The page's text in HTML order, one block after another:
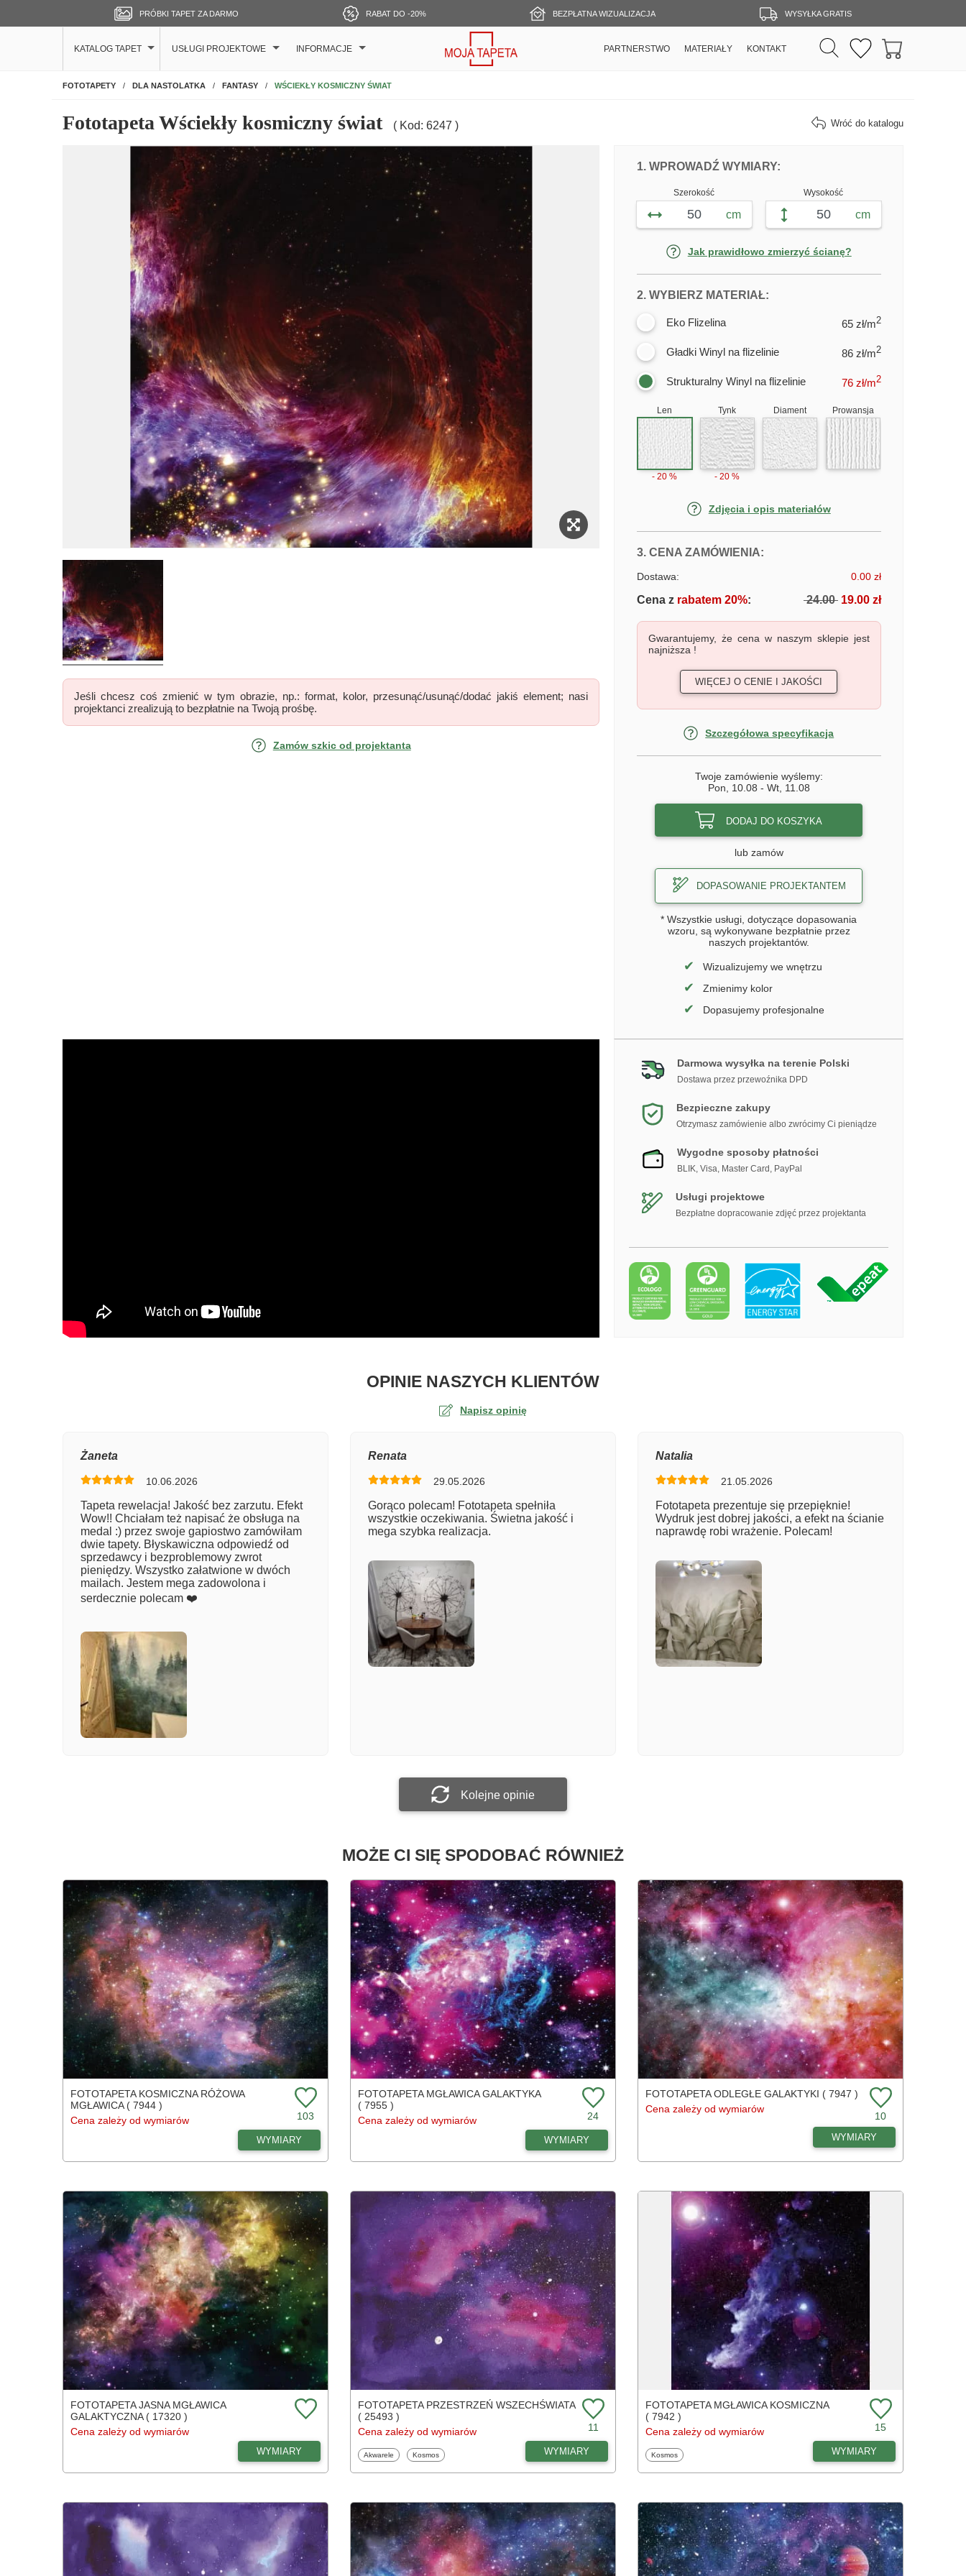
PRÓBKI TAPET ZA DARMO RABAT DO -20% BEZPŁATNA WIZUALIZACJA WYSYŁKA GRATIS
KATALOG TAPET USŁUGI PROJEKTOWE INFORMACJE PARTNERSTWO MATERIAŁY KONTAKT
FOTOTAPETYNA ŚCIANĘ
DLA NASTOLATKA FANTASY WŚCIEKŁY KOSMICZNY ŚWIAT
Fototapeta Wściekły kosmiczny świat ( Kod: 6247 ) Wróć do katalogu
Jeśli chcesz coś zmienić w tym obrazie, np.: format, kolor, przesunąć/usunąć/dodać jakiś element; nasi
projektanci zrealizują to bezpłatnie na Twoją prośbę.
Zamów szkic od projektanta
DOPASUJ FOTOTAPETĘ WŚCIEKŁY
1. WPROWADŹ WYMIARY:FOTOTAPETY WŚCIEKŁY
Szerokość
cm
Wysokość
cm
Jak prawidłowo zmierzyć ścianę?
2. WYBIERZ MATERIAŁ:DLA FOTOTAPETY WŚCIEKŁY
Eko Flizelina 65 zł/m2
Gładki Winyl na flizelinie 86 zł/m2
Strukturalny Winyl na flizelinie 76zł/m2
Len
- 20 %
Tynk
- 20 %
Diament Prowansja
Zdjęcia i opis materiałów
3. CENA ZAMÓWIENIA:FOTOTAPETY WŚCIEKŁY
Dostawa: 0.00 zł
Cena zrabatem 20%: 24.0019.00 zł
Gwarantujemy, że cena w naszym sklepie jest
najniższa !
WIĘCEJ O CENIE I JAKOŚCI
Szczegółowa specyfikacja
Twoje zamówienie wyślemy:
Pon, 10.08 - Wt, 11.08
DODAJ DO KOSZYKA
lub zamów
DOPASOWANIE PROJEKTANTEM
* Wszystkie usługi, dotyczące dopasowania
wzoru, są wykonywane bezpłatnie przez
naszych projektantów.
✔ Wizualizujemy we wnętrzu
✔ Zmienimy kolor
✔ Dopasujemy profesjonalne
Darmowa wysyłka na terenie Polski
Dostawa przez przewoźnika DPD
Bezpieczne zakupy
Otrzymasz zamówienie albo zwrócimy Ci pieniądze
Wygodne sposoby płatności
BLIK, Visa, Master Card, PayPal
Usługi projektowe
Bezpłatne dopracowanie zdjęć przez projektanta
OPINIE NASZYCH KLIENTÓWO TAPECIE WŚCIEKŁY KOSMICZNY ŚWIAT
Napisz opinię
Numer zamówienia
Załącz zdjęcie
Żaneta
10.06.2026
Tapeta rewelacja! Jakość bez zarzutu. Efekt
Wow!! Chciałam też napisać że obsługa na
medal :) przez swoje gapiostwo zamówiłam
dwie tapety. Błyskawiczna odpowiedź od
sprzedawcy i bezproblemowy zwrot
pieniędzy. Wszystko załatwione w dwóch
mailach. Jestem mega zadowolona i
serdecznie polecam ❤️
Renata
29.05.2026
Gorąco polecam! Fototapeta spełniła
wszystkie oczekiwania. Świetna jakość i
mega szybka realizacja.
Natalia
21.05.2026
Fototapeta prezentuje się przepięknie!
Wydruk jest dobrej jakości, a efekt na ścianie
naprawdę robi wrażenie. Polecam!
Kolejne opinie
MOŻE CI SIĘ SPODOBAĆ RÓWNIEŻ
FOTOTAPETA KOSMICZNA RÓŻOWA
MGŁAWICA ( 7944 )
Cena zależy od wymiarów
103
WYMIARY
FOTOTAPETA MGŁAWICA GALAKTYKA
( 7955 )
Cena zależy od wymiarów
24
WYMIARY
FOTOTAPETA ODLEGŁE GALAKTYKI ( 7947 )
Cena zależy od wymiarów
10
WYMIARY
FOTOTAPETA JASNA MGŁAWICA
GALAKTYCZNA ( 17320 )
Cena zależy od wymiarów
WYMIARY
FOTOTAPETA PRZESTRZEŃ WSZECHŚWIATA
( 25493 )
Cena zależy od wymiarów
11
Fototapety
Akwarele Fototapety
Kosmos WYMIARY
FOTOTAPETA MGŁAWICA KOSMICZNA
( 7942 )
Cena zależy od wymiarów
15
Fototapety
Kosmos WYMIARY